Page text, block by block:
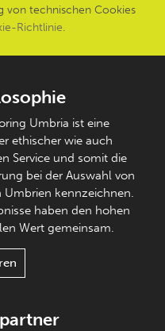
von technischen Cookies
Richtlinie.
Umbria ist eine
ethischer wie auch
Service und somit die
bei der Auswahl von
Umbrien kennzeichnen.
haben den hohen
Wert gemeinsam.